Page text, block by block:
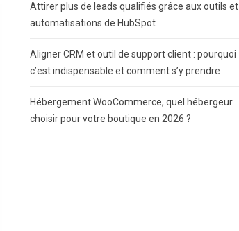
Attirer plus de leads qualifiés grâce aux outils et
automatisations de HubSpot
Aligner CRM et outil de support client : pourquoi
c’est indispensable et comment s’y prendre
Hébergement WooCommerce, quel hébergeur
choisir pour votre boutique en 2026 ?